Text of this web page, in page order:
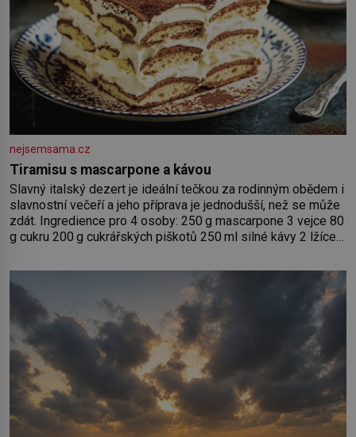
nejsemsama.cz
Tiramisu s mascarpone a kávou
Slavný italský dezert je ideální tečkou za rodinným obědem i
slavnostní večeří a jeho příprava je jednodušší, než se může
zdát. Ingredience pro 4 osoby: 250 g mascarpone 3 vejce 80
g cukru 200 g cukrářských piškotů 250 ml silné kávy 2 lžíce
bílků. Žloutky vyšlehejte s cukrem do světlé pěny a postupně
do nich vmíchejte mascarpone, aby vznikl hladký